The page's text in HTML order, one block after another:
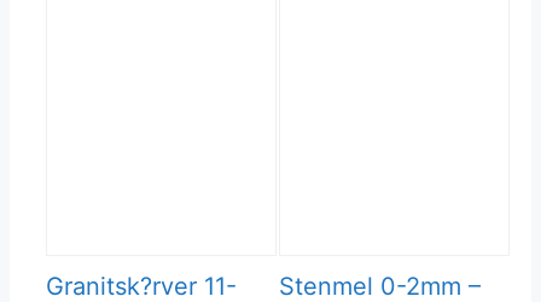
Granitsk?rver 11-
Stenmel 0-2mm –